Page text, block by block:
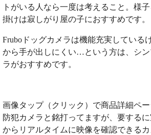
トがいる人なら一度は考えること。様
掛けは寂しがり屋の子におすすめです。
Fruboドッグカメラは機能充実している
から手が出しにくい…という方は、シン
ラがおすすめです。
画像タップ（クリック）で商品詳細ペー
防犯カメラと銘打ってますが、要する
からリアルタイムに映像を確認できる